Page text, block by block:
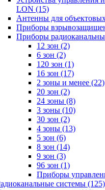
LON (15)
Антенны для
Приборы
Приборы
12 зон (2)
6 зон (2)
120 зон (1)
16 зон (17)
2 зоны и менее (22)
20 зон (2)
24 зоны (8)
3 зоны (10)
30 зон (2)
4 зоны (13)
5 зон (6)
8 зон (14)
9 зон (3)
96 зон (1)
Приборы
системы (125)